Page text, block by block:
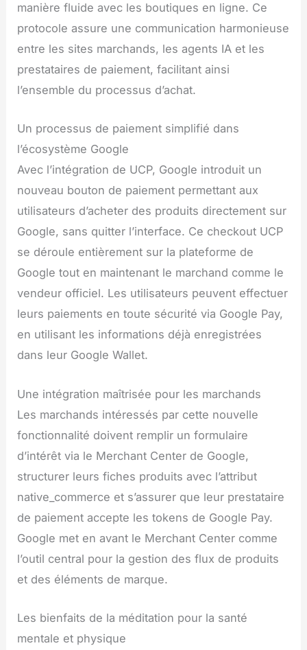
manière fluide avec les boutiques en ligne. Ce
protocole assure une communication harmonieuse
entre les sites marchands, les agents IA et les
prestataires de paiement, facilitant ainsi
l’ensemble du processus d’achat.
Un processus de paiement simplifié dans
l’écosystème Google
Avec l’intégration de UCP, Google introduit un
nouveau bouton de paiement permettant aux
utilisateurs d’acheter des produits directement sur
Google, sans quitter l’interface. Ce checkout UCP
se déroule entièrement sur la plateforme de
Google tout en maintenant le marchand comme le
vendeur officiel. Les utilisateurs peuvent effectuer
leurs paiements en toute sécurité via Google Pay,
en utilisant les informations déjà enregistrées
dans leur Google Wallet.
Une intégration maîtrisée pour les marchands
Les marchands intéressés par cette nouvelle
fonctionnalité doivent remplir un formulaire
d’intérêt via le Merchant Center de Google,
structurer leurs fiches produits avec l’attribut
native_commerce et s’assurer que leur prestataire
de paiement accepte les tokens de Google Pay.
Google met en avant le Merchant Center comme
l’outil central pour la gestion des flux de produits
et des éléments de marque.
Les bienfaits de la méditation pour la santé
mentale et physique